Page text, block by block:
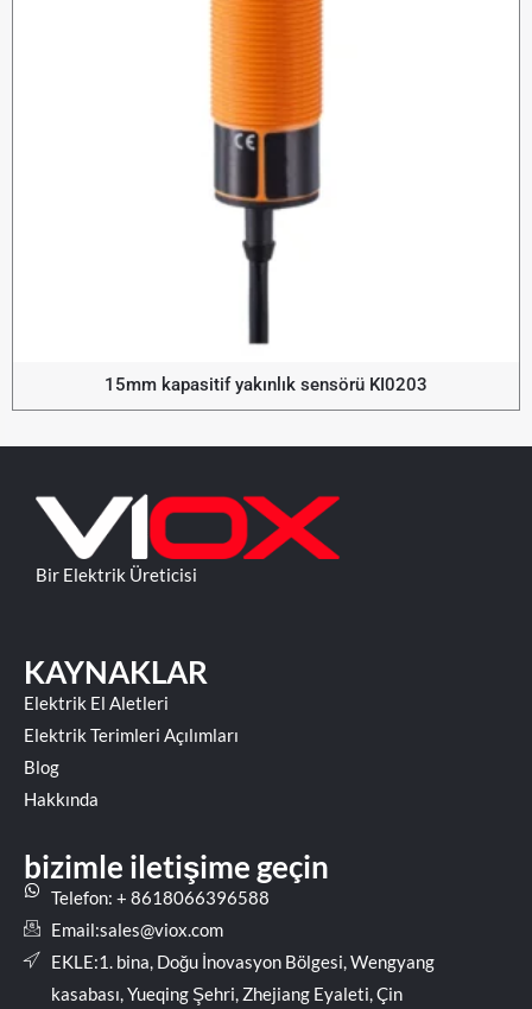
15mm kapasitif yakınlık sensörü KI0203
Bir Elektrik Üreticisi
KAYNAKLAR
Elektrik El Aletleri
Elektrik Terimleri Açılımları
Blog
Hakkında
bizimle iletişime geçin
Telefon: + 8618066396588
Email:sales@viox.com
EKLE:1. bina, Doğu İnovasyon Bölgesi, Wengyang
kasabası, Yueqing Şehri, Zhejiang Eyaleti, Çin